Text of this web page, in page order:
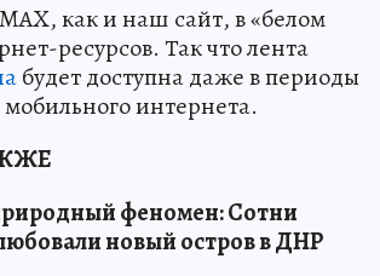
как и наш сайт, в «белом
ресурсов. Так что лента
будет доступна даже в периоды
интернета.
феномен: Сотни
новый остров в ДНР